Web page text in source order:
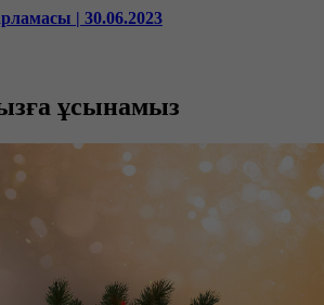
| 30.06.2023
ұсынамыз